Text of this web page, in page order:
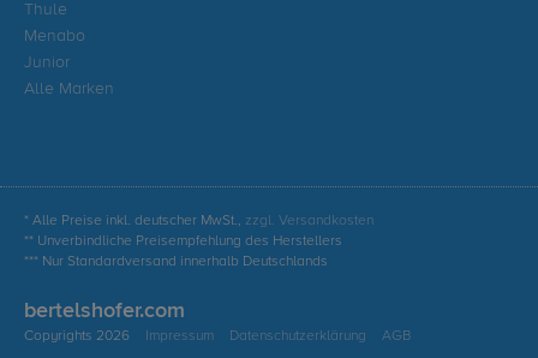
Thule
Menabo
Junior
Alle Marken
* Alle Preise inkl. deutscher MwSt., zzgl. Versandkosten
** Unverbindliche Preisempfehlung des Herstellers
*** Nur Standardversand innerhalb Deutschlands
bertelshofer.com
Copyrights 2026 Impressum Datenschutzerklärung AGB